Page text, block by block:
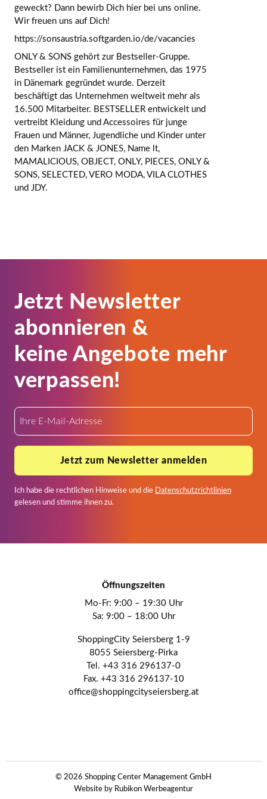
geweckt? Dann bewirb Dich hier bei uns online.
Wir freuen uns auf Dich!
https://sonsaustria.softgarden.io/de/vacancies
ONLY & SONS gehört zur Bestseller-Gruppe.
Bestseller ist ein Familienunternehmen, das 1975
in Dänemark gegründet wurde. Derzeit
beschäftigt das Unternehmen weltweit mehr als
16.500 Mitarbeiter. BESTSELLER entwickelt und
vertreibt Kleidung und Accessoires für junge
Frauen und Männer, Jugendliche und Kinder unter
den Marken JACK & JONES, Name lt,
MAMALICIOUS, OBJECT, ONLY, PIECES, ONLY &
SONS, SELECTED, VERO MODA, VILA CLOTHES
und JDY.
Jetzt Newsletter
abonnieren &
keine Angebote mehr
verpassen!
Jetzt zum Newsletter anmelden
Ich habe die rechtlichen Hinweise und die Datenschutzrichtlinien
gelesen und stimme ihnen zu.
Öffnungszeiten
Mo-Fr: 9:00 – 19:30 Uhr
Sa: 9:00 – 18:00 Uhr
ShoppingCity Seiersberg 1-9
8055 Seiersberg-Pirka
Tel. +43 316 296137-0
Fax. +43 316 296137-10
office@shoppingcityseiersberg.at
© 2026 Shopping Center Management GmbH
Website by Rubikon Werbeagentur